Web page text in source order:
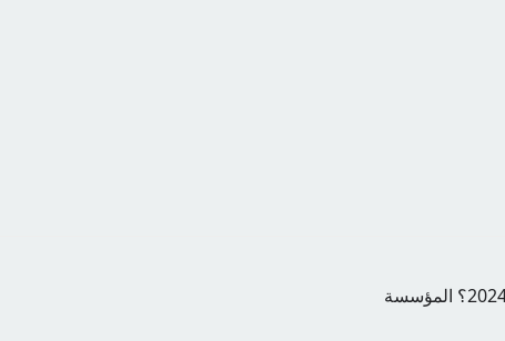
ما هي حقيقة زيادة راتب التقاعد 20% للمستفيدين أغسطس 2024؟ المؤسسة